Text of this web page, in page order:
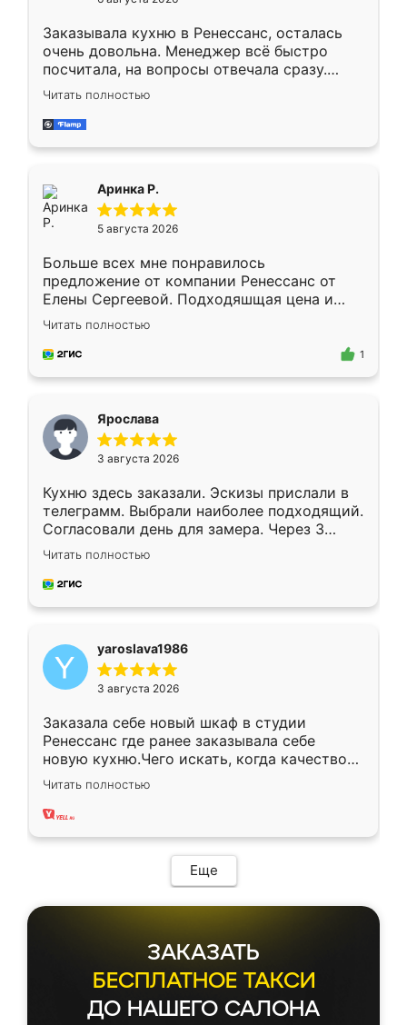
Заказывала кухню в Ренессанс, осталась
очень довольна. Менеджер всё быстро
посчитала, на вопросы отвечала сразу.
Замерщик приехал в субботу, подошёл к
делу со всей ответственностью. Собрали
за день, ребята работали аккуратно, даже
Читать полностью
Аринка Р.
5 августа 2026
Больше всех мне понравилось
предложение от компании Ренессанс от
Елены Сергеевой. Подходяшщая цена и
короткие сроки изготовления. Приехавший
для замера сотрудник Владислав
предложил по моему эскизу самый
Читать полностью
1
Ярослава
3 августа 2026
Кухню здесь заказали. Эскизы прислали в
телеграмм. Выбрали наиболее подходящий.
Согласовали день для замера. Через 3
недели кухня была уже готова. Остались
довольны работой. Спасибо Ренессанс
мебель за качественную работу!
Читать полностью
yaroslava1986
3 августа 2026
Заказала себе новый шкаф в студии
Ренессанс где ранее заказывала себе
новую кухню.Чего искать, когда качеством
вполне довольна. Служит кухня уже почти
два года, нареканий нет.
Читать полностью
Еще
ЗАКАЗАТЬ
БЕСПЛАТНОЕ ТАКСИ
ДО НАШЕГО САЛОНА